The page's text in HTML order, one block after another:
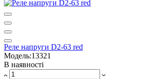
Реле напруги D2-63 red
Модель:13321
В наявності